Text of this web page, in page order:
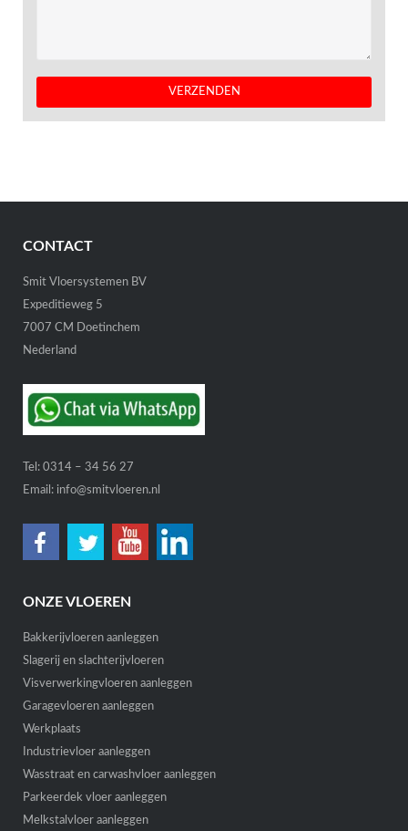
CONTACT
Smit Vloersystemen BV
Expeditieweg 5
7007 CM Doetinchem
Nederland
Tel: 0314 – 34 56 27
Email: info@smitvloeren.nl
ONZE VLOEREN
Bakkerijvloeren aanleggen
Slagerij en slachterijvloeren
Visverwerkingvloeren aanleggen
Garagevloeren aanleggen
Werkplaats
Industrievloer aanleggen
Wasstraat en carwashvloer aanleggen
Parkeerdek vloer aanleggen
Melkstalvloer aanleggen